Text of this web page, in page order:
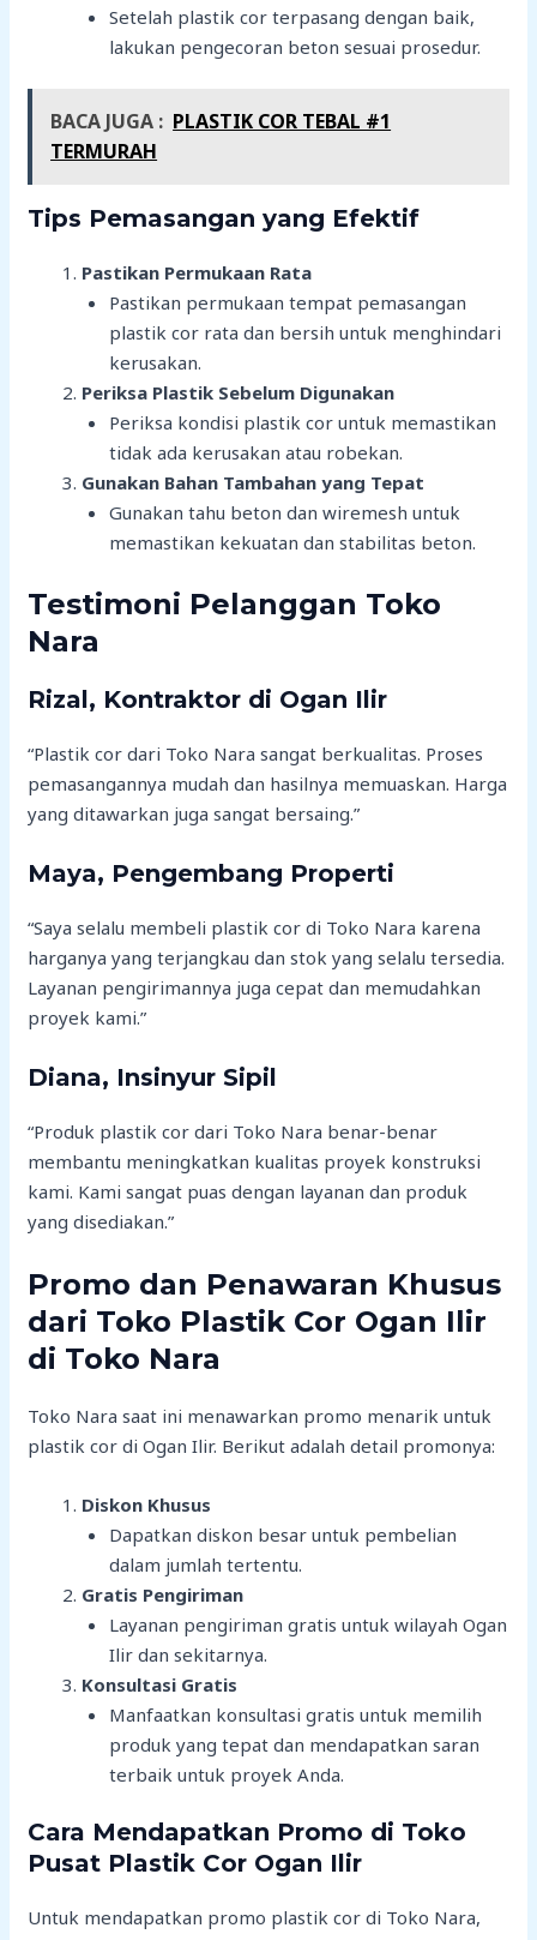
Setelah plastik cor terpasang dengan baik,
lakukan pengecoran beton sesuai prosedur.
BACA JUGA : PLASTIK COR TEBAL #1
TERMURAH
Tips Pemasangan yang Efektif
Pastikan Permukaan Rata
Pastikan permukaan tempat pemasangan
plastik cor rata dan bersih untuk menghindari
kerusakan.
Periksa Plastik Sebelum Digunakan
Periksa kondisi plastik cor untuk memastikan
tidak ada kerusakan atau robekan.
Gunakan Bahan Tambahan yang Tepat
Gunakan tahu beton dan wiremesh untuk
memastikan kekuatan dan stabilitas beton.
Testimoni Pelanggan Toko
Nara
Rizal, Kontraktor di Ogan Ilir
“Plastik cor dari Toko Nara sangat berkualitas. Proses
pemasangannya mudah dan hasilnya memuaskan. Harga
yang ditawarkan juga sangat bersaing.”
Maya, Pengembang Properti
“Saya selalu membeli plastik cor di Toko Nara karena
harganya yang terjangkau dan stok yang selalu tersedia.
Layanan pengirimannya juga cepat dan memudahkan
proyek kami.”
Diana, Insinyur Sipil
“Produk plastik cor dari Toko Nara benar-benar
membantu meningkatkan kualitas proyek konstruksi
kami. Kami sangat puas dengan layanan dan produk
yang disediakan.”
Promo dan Penawaran Khusus
dari Toko Plastik Cor Ogan Ilir
di Toko Nara
Toko Nara saat ini menawarkan promo menarik untuk
plastik cor di Ogan Ilir. Berikut adalah detail promonya:
Diskon Khusus
Dapatkan diskon besar untuk pembelian
dalam jumlah tertentu.
Gratis Pengiriman
Layanan pengiriman gratis untuk wilayah Ogan
Ilir dan sekitarnya.
Konsultasi Gratis
Manfaatkan konsultasi gratis untuk memilih
produk yang tepat dan mendapatkan saran
terbaik untuk proyek Anda.
Cara Mendapatkan Promo di Toko
Pusat Plastik Cor Ogan Ilir
Untuk mendapatkan promo plastik cor di Toko Nara,